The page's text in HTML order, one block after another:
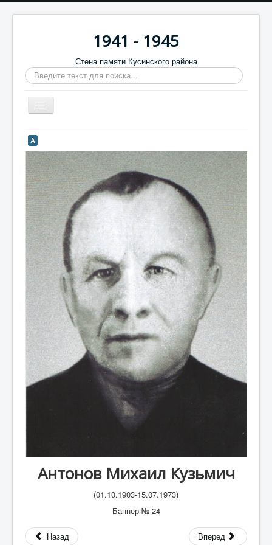
1941 - 1945
Стена памяти Кусинского района
Искать...
Включить/
выключить
Главная
Стена памяти
Баннеры
9 мая
Память в камне
Обратная связь
Отзывы
А
Б
В
Г
Д
Е
Н
А
Антонов Михаил Кузьмич
(01.10.1903-15.07.1973)
Баннер № 24
Назад Вперед